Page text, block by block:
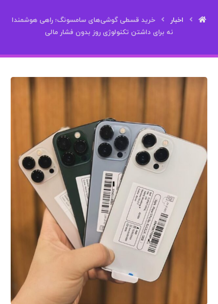
اخبار
خرید قسطی گوشی‌های سامسونگ؛ راهی هوشمندا
نه برای داشتن تکنولوژی روز بدون فشار مالی